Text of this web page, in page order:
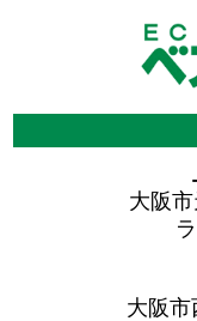
大阪
大阪